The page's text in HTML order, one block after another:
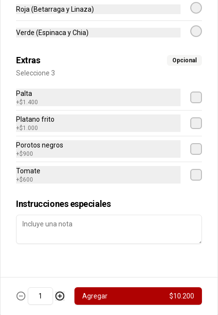
130gr
Chocolate Savoy Pequeño
30gr
Roja (Betarraga y Linaza)
Verde (Espinaca y Chia)
Extras Opcional
Seleccione 3
Palta
+$1.400
Platano frito
+$1.000
Porotos negros
+$900
Tomate
+$600
Instrucciones especiales
Agregar $10.200